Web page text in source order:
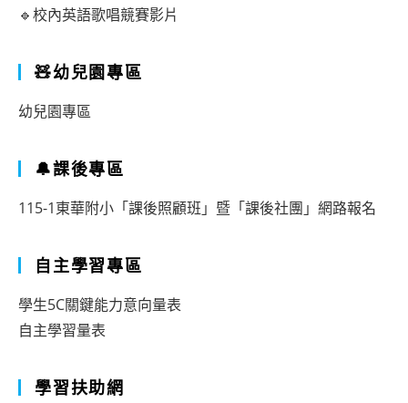
🔹校內英語歌唱競賽影片
🧸幼兒園專區
幼兒園專區
🔔課後專區
115-1東華附小「課後照顧班」暨「課後社團」網路報名
自主學習專區
學生5C關鍵能力意向量表
自主學習量表
學習扶助網